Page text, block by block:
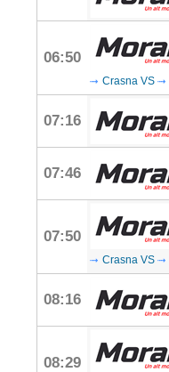
06:50
Crasna VS
07:16
07:46
07:50
Crasna VS
08:16
08:29